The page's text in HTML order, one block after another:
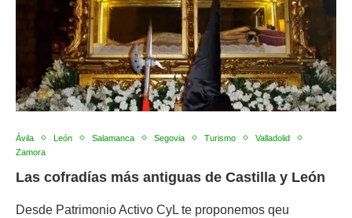
Ávila León Salamanca Segovia Turismo
Valladolid
Zamora
Las cofradías más antiguas de Castilla y León
Desde Patrimonio Activo CyL te proponemos qeu